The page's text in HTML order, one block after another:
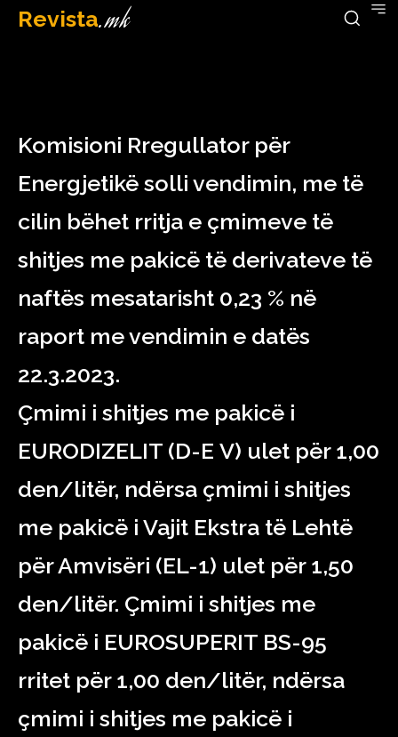
Revista.mk
March 27, 2023
Komisioni Rregullator për
Energjetikë solli vendimin, me të
cilin bëhet rritja e çmimeve të
shitjes me pakicë të derivateve të
naftës mesatarisht 0,23 % në
raport me vendimin e datës
22.3.2023.
Çmimi i shitjes me pakicë i
ЕURODIZELIT (D-Е V) ulet për 1,00
den/litër, ndërsa çmimi i shitjes
me pakicë i Vajit Ekstra të Lehtë
për Amvisëri (ЕL-1) ulet për 1,50
den/litër. Çmimi i shitjes me
pakicë i EUROSUPERIT BS-95
rritet për 1,00 den/litër, ndërsa
çmimi i shitjes me pakicë i